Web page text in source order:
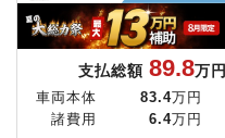
支払総額 89.8万円
車両本体 83.4万円
諸費用
6.4万円